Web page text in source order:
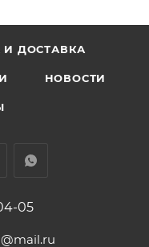
И ДОСТАВКА
НОВОСТИ
05